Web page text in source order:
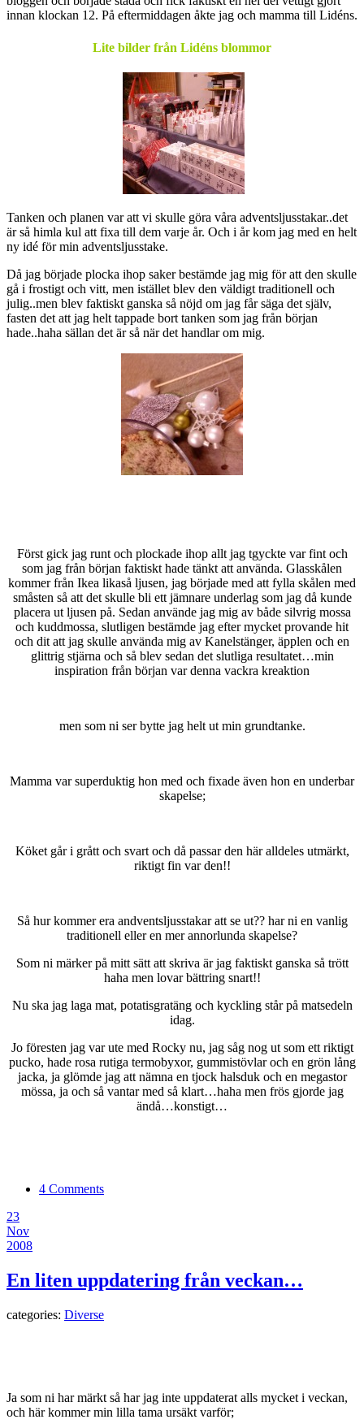
innan klockan 12. På eftermiddagen åkte jag och mamma till Lidéns.
Lite bilder från Lidéns blommor
Tanken och planen var att vi skulle göra våra adventsljusstakar..det
är så himla kul att fixa till dem varje år. Och i år kom jag med en helt
ny idé för min adventsljusstake.
Då jag började plocka ihop saker bestämde jag mig för att den skulle
gå i frostigt och vitt, men istället blev den väldigt traditionell och
julig..men blev faktiskt ganska så nöjd om jag får säga det själv,
fasten det att jag helt tappade bort tanken som jag från början
hade..haha sällan det är så när det handlar om mig.
Först gick jag runt och plockade ihop allt jag tgyckte var fint och
som jag från början faktiskt hade tänkt att använda. Glasskålen
kommer från Ikea likaså ljusen, jag började med att fylla skålen med
småsten så att det skulle bli ett jämnare underlag som jag då kunde
placera ut ljusen på. Sedan använde jag mig av både silvrig mossa
och kuddmossa, slutligen bestämde jag efter mycket provande hit
och dit att jag skulle använda mig av Kanelstänger, äpplen och en
glittrig stjärna och så blev sedan det slutliga resultatet…min
inspiration från början var denna vackra kreaktion
men som ni ser bytte jag helt ut min grundtanke.
Mamma var superduktig hon med och fixade även hon en underbar
skapelse;
Köket går i grått och svart och då passar den här alldeles utmärkt,
riktigt fin var den!!
Så hur kommer era andventsljusstakar att se ut?? har ni en vanlig
traditionell eller en mer annorlunda skapelse?
Som ni märker på mitt sätt att skriva är jag faktiskt ganska så trött
haha men lovar bättring snart!!
Nu ska jag laga mat, potatisgratäng och kyckling står på matsedeln
idag.
Jo föresten jag var ute med Rocky nu, jag såg nog ut som ett riktigt
pucko, hade rosa rutiga termobyxor, gummistövlar och en grön lång
jacka, ja glömde jag att nämna en tjock halsduk och en megastor
mössa, ja och så vantar med så klart…haha men frös gjorde jag
ändå…konstigt…
4 Comments
23
Nov
2008
En liten uppdatering från veckan…
categories: Diverse
Ja som ni har märkt så har jag inte uppdaterat alls mycket i veckan,
och här kommer min lilla tama ursäkt varför;